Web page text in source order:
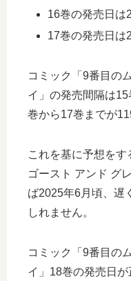
16巻の発売日は
17巻の発売日は
コミック「9番目の
イ」の発売間隔は
巻から17巻までが
これを基に予想を
ゴースト アンド グ
ば2025年6月頃、遅
しれません。
コミック「9番目の
イ」18巻の発売日